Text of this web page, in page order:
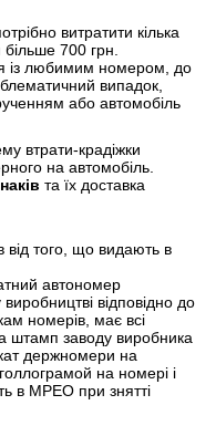
витратити кілька
більше 700 грн.
із любимим номером, до
випадок,
або автомобіль
втрати-крадіжки
на автомобіль.
та їх доставка
від того, що видають в
автономер
відповідно до
номерів, має всі
штамп заводу виробника
держномери на
на номері і
в МРЕО при знятті